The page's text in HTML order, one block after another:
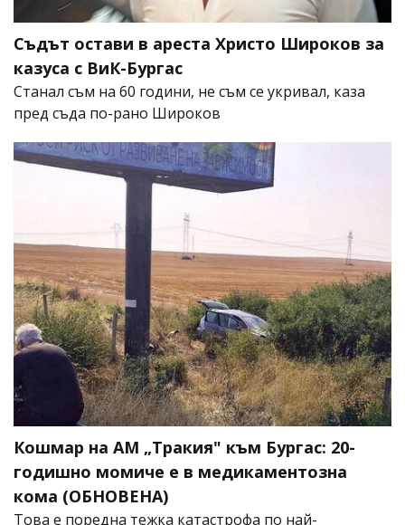
Съдът остави в ареста Христо Широков за
казуса с ВиК-Бургас
Станал съм на 60 години, не съм се укривал, каза
пред съда по-рано Широков
Кошмар на АМ „Тракия" към Бургас: 20-
годишно момиче е в медикаментозна
кома (ОБНОВЕНА)
Това е поредна тежка катастрофа по най-